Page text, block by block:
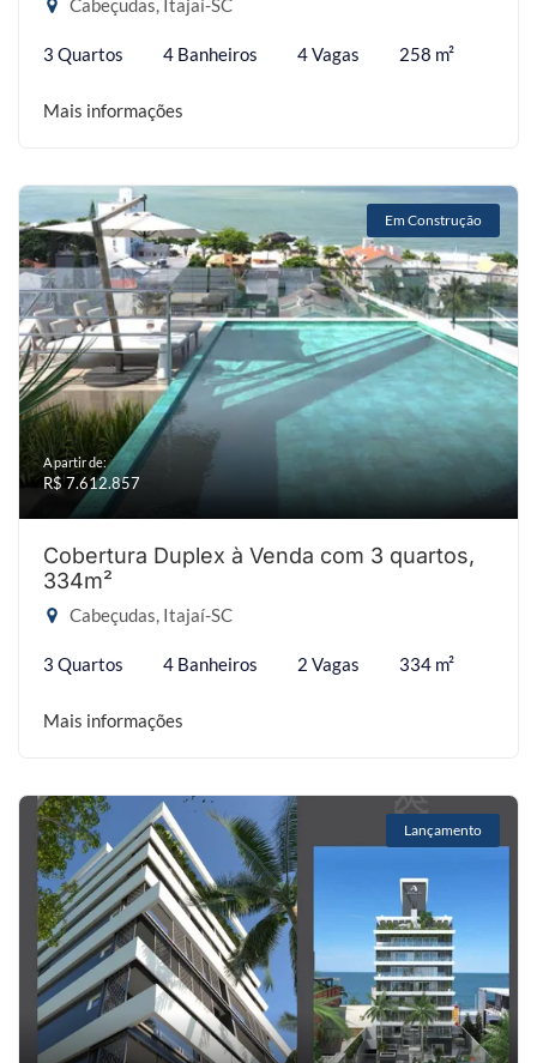
Cabeçudas, Itajaí-SC
3 Quartos 4 Banheiros 4 Vagas 258 m²
Mais informações
Em Construção
A partir de:
R$ 7.612.857
Cobertura Duplex à Venda com 3 quartos,
334m²
Cabeçudas, Itajaí-SC
3 Quartos 4 Banheiros 2 Vagas 334 m²
Mais informações
Lançamento